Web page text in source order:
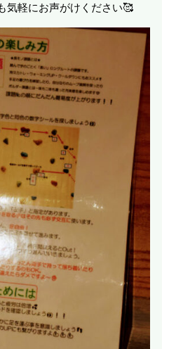
軽にお声がけください🥰